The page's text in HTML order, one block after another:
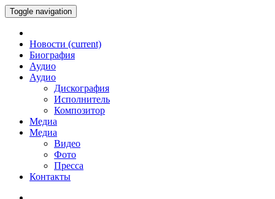
Toggle navigation
Новости (current)
Биография
Аудио
Аудио
Дискография
Исполнитель
Композитор
Медиа
Медиа
Видео
Фото
Пресса
Контакты